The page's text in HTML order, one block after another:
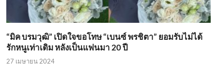
“มิค บรมวุฒิ” เปิดใจขอโทษ “เบนซ์ พรชิตา” ยอมรับไม่ได้
รักหนูเท่าเดิม หลังเป็นแฟนมา 20 ปี
27 เมษายน 2024